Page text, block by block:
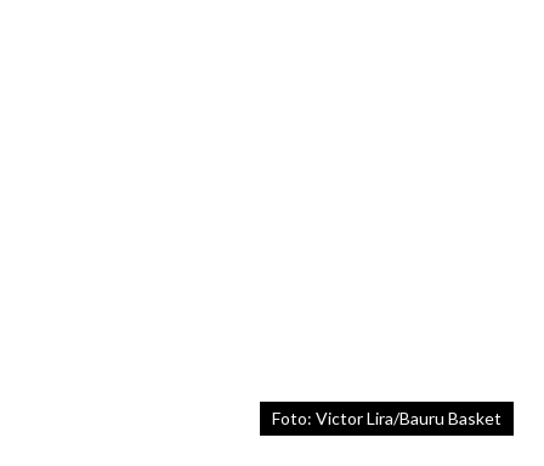
Foto: Victor Lira/Bauru Basket